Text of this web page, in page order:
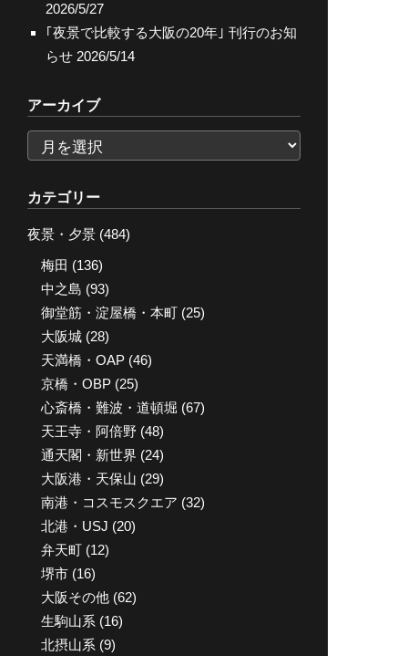
2026/5/27
｢夜景で比較する大阪の20年｣ 刊行のお知
らせ 2026/5/14
アーカイブ
ー
カ
イ
ブ
カテゴリー
夜景・夕景 (484)
梅田 (136)
中之島 (93)
御堂筋・淀屋橋・本町 (25)
大阪城 (28)
天満橋・OAP (46)
京橋・OBP (25)
心斎橋・難波・道頓堀 (67)
天王寺・阿倍野 (48)
通天閣・新世界 (24)
大阪港・天保山 (29)
南港・コスモスクエア (32)
北港・USJ (20)
弁天町 (12)
堺市 (16)
大阪その他 (62)
生駒山系 (16)
北摂山系 (9)